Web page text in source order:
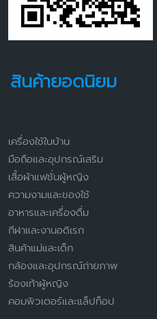
สินค้ายอดนิยม
เครื่องใช้ในบ้าน
มือถือและอุปกรณ์เสริม
เสื้อผ้าแฟชั่นผู้หญิง
ความงามและของใช้
อาหารและเครื่องดื่ม
กีฬาและงานอดิเรก
สินค้าแม่และเด็ก
กล้องและอุปกรณ์ถ่ายภาพ
ร้องเท้าผู้หญิง
คอมพิวเตอร์และแล็ปท็อป